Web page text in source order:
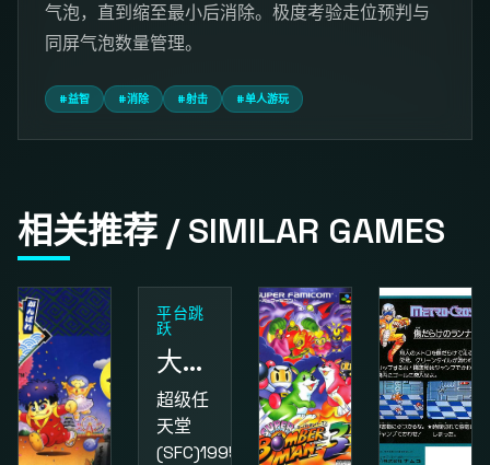
气泡，直到缩至最小后消除。极度考验走位预判与
同屏气泡数量管理。
#益智 #消除 #射击 #单人游玩
相关推荐 / SIMILAR GAMES
平台跳
跃
大金刚国度2
超级任
天堂
(SFC)1995